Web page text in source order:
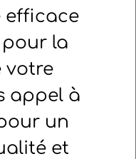
efficace
pour la
votre
appel à
un
et